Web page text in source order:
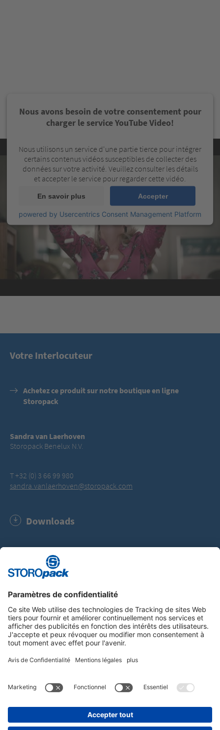
Nous avons besoin de votre consentement pour
charger le service YouTube Video!
Nous utilisons un service d'une partie tierce pour intégrer
certains contenus vidéos susceptibles de collecter des
données sur votre activité. Veuillez consulter les détails
et accepter le service pour regarder cette vidéo.
En savoir plus Accepter
powered by Usercentrics Consent Management Platform
Votre Interlocuteur
Achetez ce produit sur notre boutique en ligne
Storopack
Sandra van Laerhoven
Storopack Benelux N.V.
T +32 (0) 3 66 99 980
sandra.vanlaerhoven@storopack.com
Downloads
DIN CERTO Certficat Renatur® (PDF, 1.2 MB)
Instagram LinkedIn Vimeo
YouTube Glassdoor
MENTIONS LÉGALES
CONDITIONS GENERALES